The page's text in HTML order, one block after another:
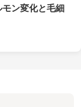
ン変化と毛細